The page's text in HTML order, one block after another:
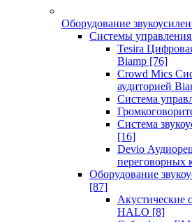
Оборудование
Системы
Tesira
Biamp [76]
Crowd Mics
аудиторией
Система
Система
[16]
Devio
переговорных
Оборудование
[87]
Акустические
HALO [8]